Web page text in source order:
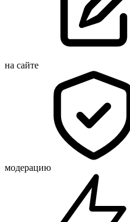
на сайте
модерацию